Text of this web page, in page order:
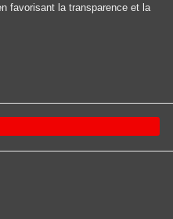
favorisant la transparence et la